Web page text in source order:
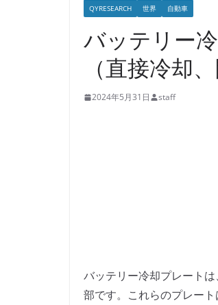
QYRESEARCH 世界 自動車
バッテリー
（直接冷却
2024年5月31日 staff
バッテリー冷却プレート
部です。これらのプレー